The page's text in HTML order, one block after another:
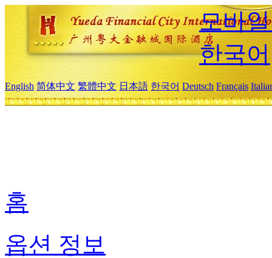
모바
한국어
English 简体中文 繁體中文 日本語 한국어 Deutsch Français
홈
옵션 정보